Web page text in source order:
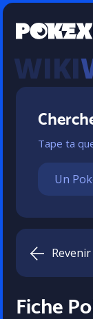
Tape ta
Fiche